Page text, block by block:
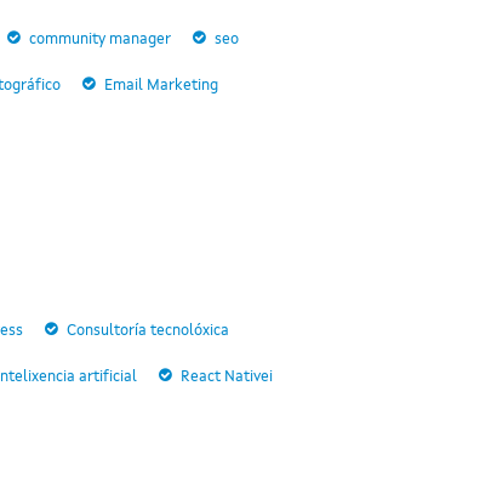
community manager seo
Email Marketing
Consultoría tecnolóxica
Intelixencia artificial React Nativei